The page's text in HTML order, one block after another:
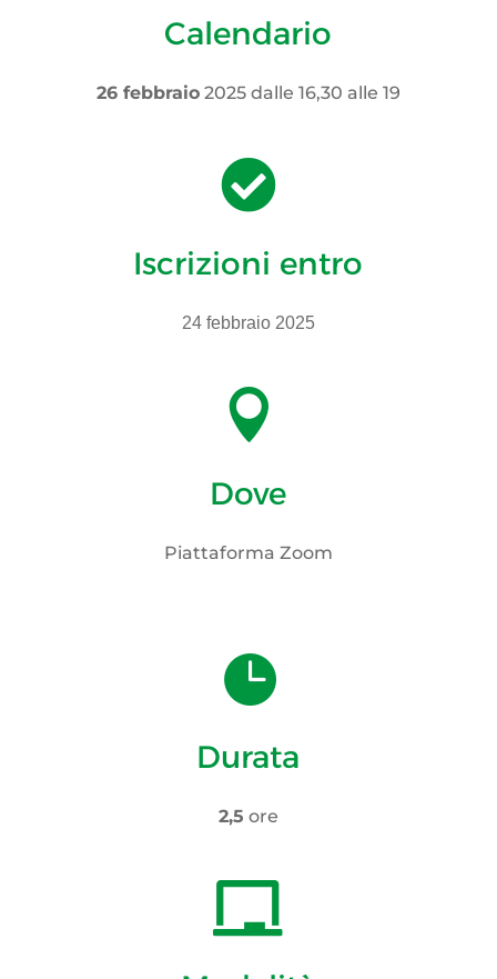
Calendario
26 febbraio2025 dalle 16,30 alle 19

Iscrizioni entro
24 febbraio 2025

Dove
Piattaforma Zoom

Durata
2,5 ore
